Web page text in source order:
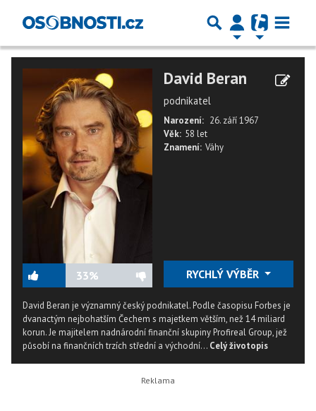
33%
David Beran
podnikatel
Narození: 26. září 1967
Věk: 58 let
Znamení: Váhy
RYCHLÝ VÝBĚR
David Beran je významný český podnikatel. Podle časopisu Forbes je
dvanactým nejbohatším Čechem s majetkem větším, než 14 miliard
korun. Je majitelem nadnárodní finanční skupiny Profireal Group, jež
působí na finančních trzích střední a východní... Celý životopis